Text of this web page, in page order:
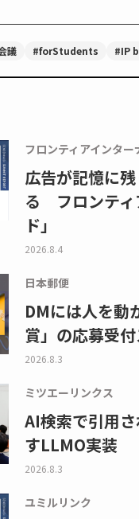
議 #forStudents #IP
フロンティアインター
広告が記憶に
る フロンティ
ド」
2026.8.4
日本郵便
DMには人を動
賞」の応募受
2026.8.3
ミツエーリンクス
AI検索で引用
すLLMO実装
2026.8.3
ユミルリンク